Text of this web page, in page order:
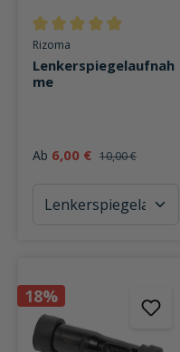
Durchschnittliche
Rizoma
Lenkerspiegelaufnah
me
Ab 6,00 € 10,00 €
18%